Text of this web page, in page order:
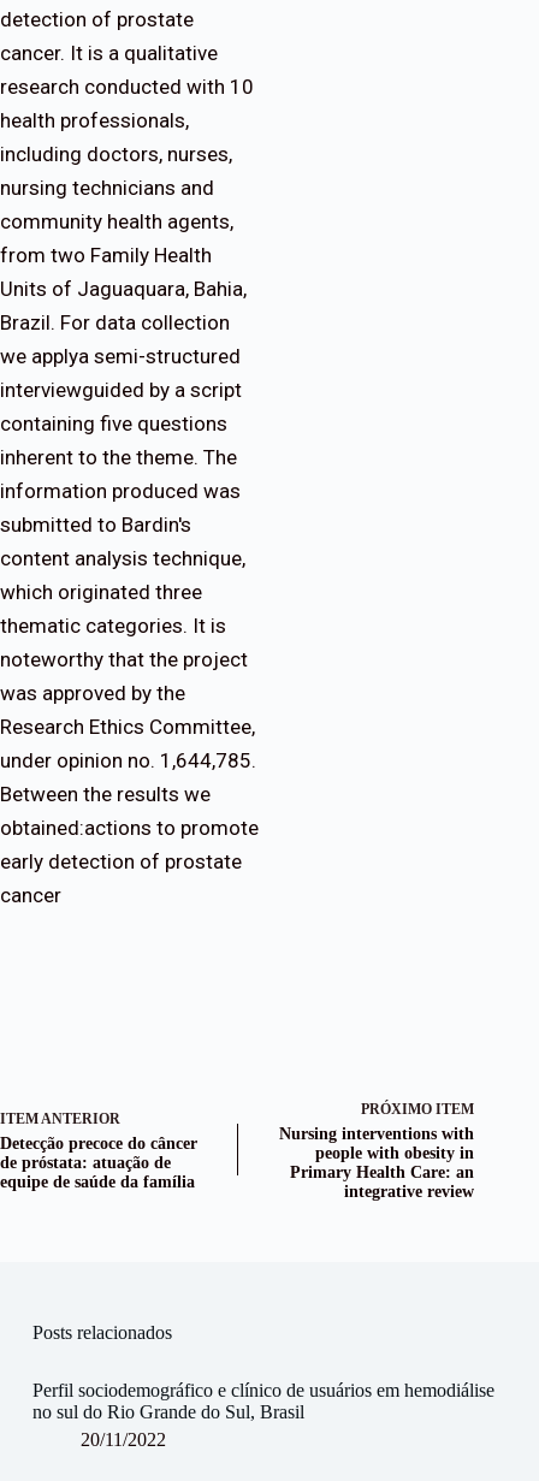
detection of prostate
cancer. It is a qualitative
research conducted with 10
health professionals,
including doctors, nurses,
nursing technicians and
community health agents,
from two Family Health
Units of Jaguaquara, Bahia,
Brazil. For data collection
we applya semi-structured
interviewguided by a script
containing five questions
inherent to the theme. The
information produced was
submitted to Bardin's
content analysis technique,
which originated three
thematic categories. It is
noteworthy that the project
was approved by the
Research Ethics Committee,
under opinion no. 1,644,785.
Between the results we
obtained:actions to promote
early detection of prostate
cancer
ITEM ANTERIOR
Detecção precoce do câncer
de próstata: atuação de
equipe de saúde da família
PRÓXIMO ITEM
Nursing interventions with
people with obesity in
Primary Health Care: an
integrative review
Posts relacionados
Perfil sociodemográfico e clínico de usuários em hemodiálise
no sul do Rio Grande do Sul, Brasil
20/11/2022